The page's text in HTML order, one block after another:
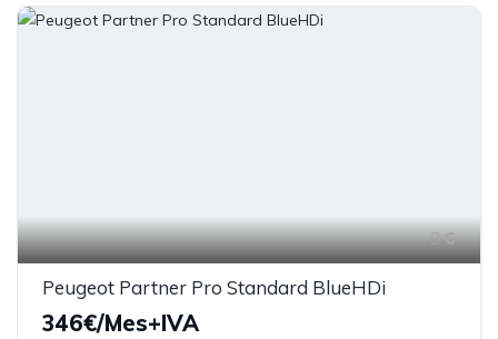
6
Peugeot Partner Pro Standard BlueHDi
346€/Mes+IVA